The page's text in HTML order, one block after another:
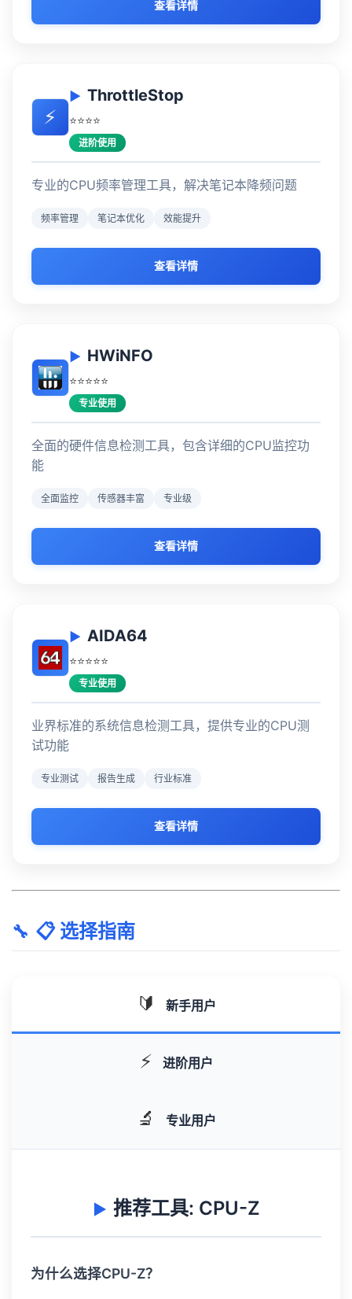
查看详情
⚡
ThrottleStop
⭐⭐⭐⭐
进阶使用
专业的CPU频率管理工具，解决笔记本降频问题
频率管理 笔记本优化 效能提升
查看详情
HWiNFO
⭐⭐⭐⭐⭐
专业使用
全面的硬件信息检测工具，包含详细的CPU监控功
能
全面监控 传感器丰富 专业级
查看详情
AIDA64
⭐⭐⭐⭐⭐
专业使用
业界标准的系统信息检测工具，提供专业的CPU测
试功能
专业测试 报告生成 行业标准
查看详情
📋 选择指南
🔰 新手用户
⚡ 进阶用户
🔬 专业用户
推荐工具: CPU-Z
为什么选择CPU-Z？